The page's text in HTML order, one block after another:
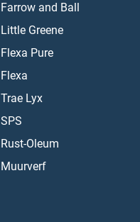
Farrow and Ball
Little Greene
Flexa Pure
Flexa
Trae Lyx
SPS
Rust-Oleum
Muurverf